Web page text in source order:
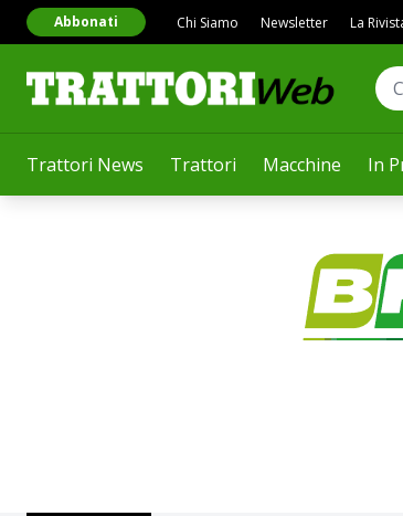
Trattori News Trattori Macchine In
Abbonati Chi Siamo Newsletter La